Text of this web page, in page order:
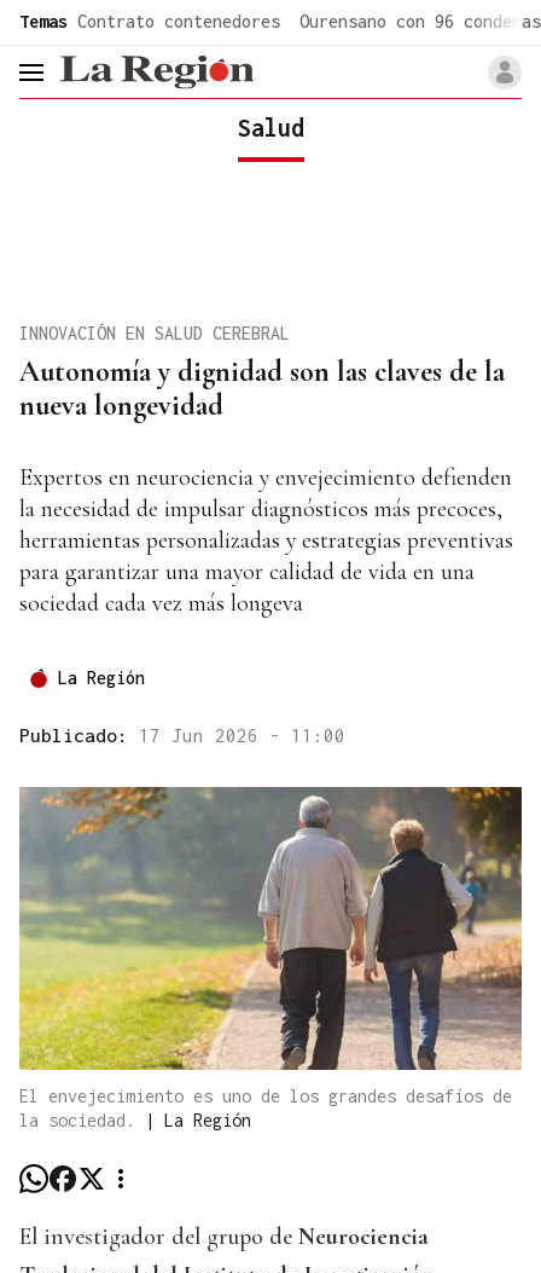
Temas Contrato contenedores Ourensano con 96 condenas
header.menu.open
Salud
Autonomía y dignidad son las claves de la
nueva longevidad
INNOVACIÓN EN SALUD CEREBRAL
Expertos en neurociencia y envejecimiento defienden
la necesidad de impulsar diagnósticos más precoces,
herramientas personalizadas y estrategias preventivas
para garantizar una mayor calidad de vida en una
sociedad cada vez más longeva
La Región
Publicado: 17 Jun 2026 - 11:00
El envejecimiento es uno de los grandes desafíos de
la sociedad.
| La Región
El investigador del grupo de Neurociencia